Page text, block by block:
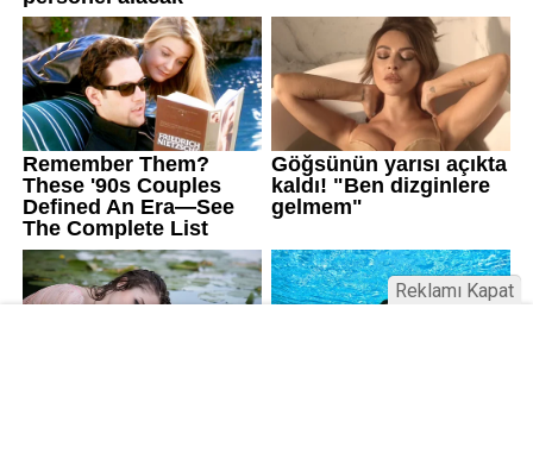
Reklamı Kapat